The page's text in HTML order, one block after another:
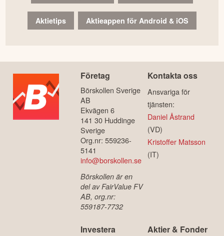
Aktietips Aktieappen för Android & iOS
Företag
Börskollen Sverige
AB
Ekvägen 6
141 30 Huddinge
Sverige
Org.nr: 559236-
5141
info@borskollen.se
Börskollen är en
del av FairValue FV
AB, org.nr:
559187-7732
Kontakta oss
Ansvariga för
tjänsten:
Daniel Åstrand
(VD)
Kristoffer Matsson
(IT)
Investera Aktier & Fonder